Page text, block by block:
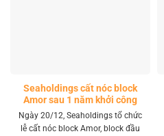
Seaholdings cất nóc block
Amor sau 1 năm khởi công
Ngày 20/12, Seaholdings tổ chức
lễ cất nóc block Amor, block đầu